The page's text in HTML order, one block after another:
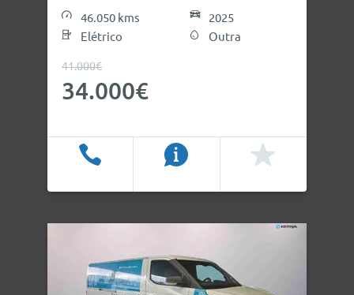
46.050 kms
Elétrico
2025
Outra
41.000€
34.000€